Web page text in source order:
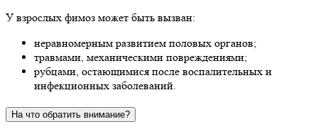
У взрослых фимоз может быть вызван:
неравномерным развитием половых органов;
травмами, механическими повреждениями;
рубцами, остающимися после воспалительных и
инфекционных заболеваний.
На что обратить внимание?